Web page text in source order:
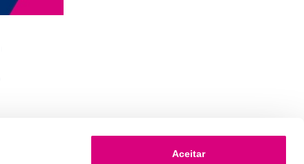
Aceitar